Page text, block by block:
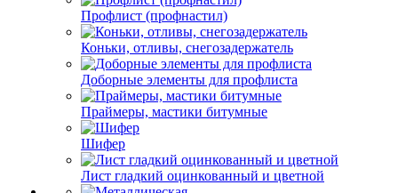
Профлист (профнастил)
Коньки, отливы, снегозадержатель
Доборные элементы для профлиста
Праймеры, мастики битумные
Шифер
Лист гладкий оцинкованный и цветной